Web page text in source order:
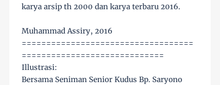
karya arsip th 2000 dan karya terbaru 2016.
Muhammad Assiry, 2016
===================================
=============================
Illustrasi:
Bersama Seniman Senior Kudus Bp. Saryono